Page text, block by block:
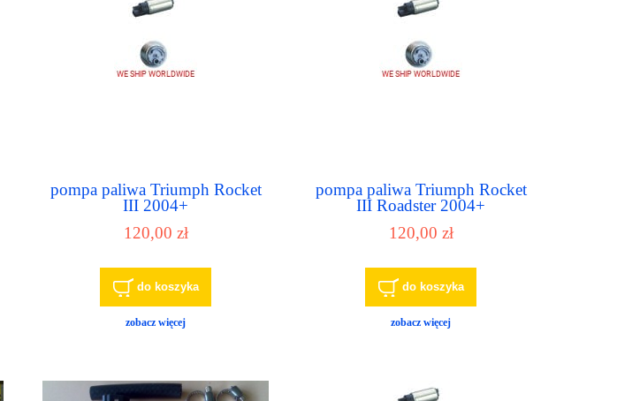
pompa paliwa Triumph Rocket
III 2004+
120,00 zł
do koszyka
zobacz więcej
pompa paliwa Triumph Rocket
III Roadster 2004+
120,00 zł
do koszyka
zobacz więcej